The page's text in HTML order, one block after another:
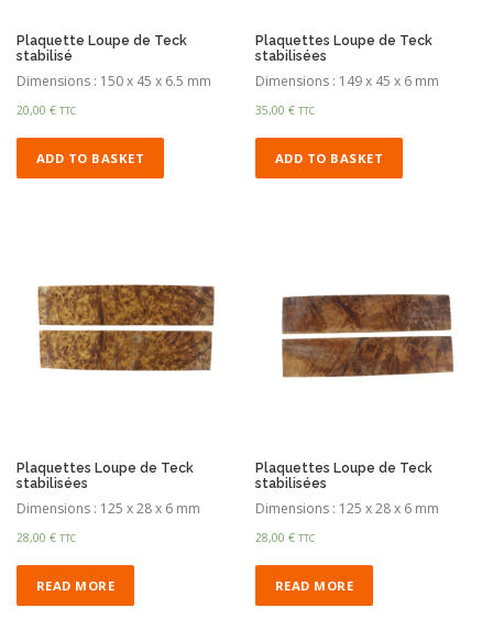
Plaquette Loupe de Teck
stabilisé
Dimensions : 150 x 45 x 6.5 mm
20,00 € TTC
ADD TO BASKET
Plaquettes Loupe de Teck
stabilisées
Dimensions : 149 x 45 x 6 mm
35,00€ TTC
ADD TO BASKET
Plaquettes Loupe de Teck
stabilisées
Dimensions : 125 x 28 x 6 mm
28,00 € TTC
READ MORE
Plaquettes Loupe de Teck
stabilisées
Dimensions : 125 x 28 x 6 mm
28,00€ TTC
READ MORE